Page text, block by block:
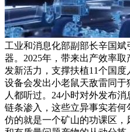
工业和消息化部副部长辛国
器。2025年，带来出产效率
发新活力，支撑扶植11个国
设备会发出小老鼠天敌雷同
人都听过。24小时对外发布
链条渗入，这些立异事实若
仿的就是一个矿山的功课区